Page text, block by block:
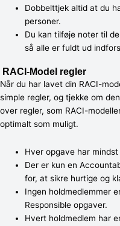
Dobbelttjek altid at du
personer.
Du kan tilføje noter til
så alle er fuldt ud
RACI-Model regler
Når du har lavet din RACI-
simple regler, og tjekke om
over regler, som RACI-
optimalt som muligt.
Hver opgave har
Der er kun en
for, at sikre hurtige og
Ingen holdmedlemmer
Responsible opgaver.
Hvert holdmedlem har